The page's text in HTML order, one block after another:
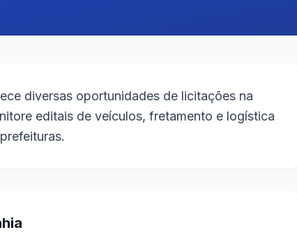
diversas oportunidades de licitações na
editais de veículos, fretamento e logística